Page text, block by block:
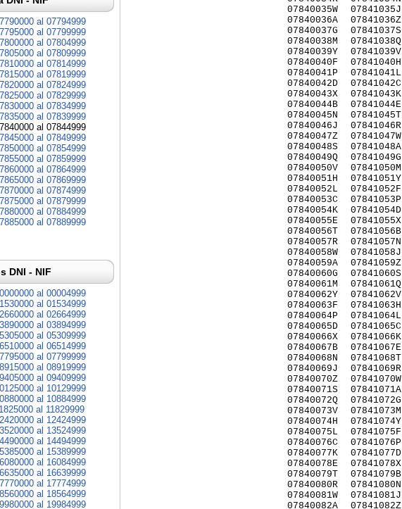
07840035W
07840036A
07840037G
07840038M
07840039Y
07840040F
07840041P
07840042D
07840043X
07840044B
07840045N
07840046J
07840047Z
07840048S
07840049Q
07840050V
07840051H
07840052L
07840053C
07840054K
07840055E
07840056T
07840057R
07840058W
07840059A
07840060G
07840061M
07840062Y
07840063F
07840064P
07840065D
07840066X
07840067B
07840068N
07840069J
07840070Z
07840071S
07840072Q
07840073V
07840074H
07840075L
07840076C
07840077K
07840078E
07840079T
07840080R
07840081W
07840082A
07841035J
07841036Z
07841037S
07841038Q
07841039V
07841040H
07841041L
07841042C
07841043K
07841044E
07841045T
07841046R
07841047W
07841048A
07841049G
07841050M
07841051Y
07841052F
07841053P
07841054D
07841055X
07841056B
07841057N
07841058J
07841059Z
07841060S
07841061Q
07841062V
07841063H
07841064L
07841065C
07841066K
07841067E
07841068T
07841069R
07841070W
07841071A
07841072G
07841073M
07841074Y
07841075F
07841076P
07841077D
07841078X
07841079B
07841080N
07841081J
07841082Z
al 07794999
al 07799999
al 07804999
al 07809999
al 07814999
al 07819999
al 07824999
al 07829999
al 07834999
al 07839999
al 07844999
al 07849999
al 07854999
al 07859999
al 07864999
al 07869999
al 07874999
al 07879999
al 07884999
al 07889999
DNI - NIF
al 00004999
al 01534999
al 02664999
al 03894999
al 05309999
al 06514999
al 07799999
al 08919999
al 09409999
al 10129999
al 10884999
al 11829999
al 12424999
al 13524999
al 14494999
al 15389999
al 16084999
al 16639999
al 17774999
al 18564999
al 19984999